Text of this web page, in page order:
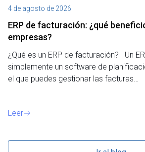
4 de agosto de 2026
ERP de facturación​: ¿qué
empresas?
¿Qué es un ERP de facturación? Un
simplemente un software de
el que puedes gestionar las facturas…
Leer